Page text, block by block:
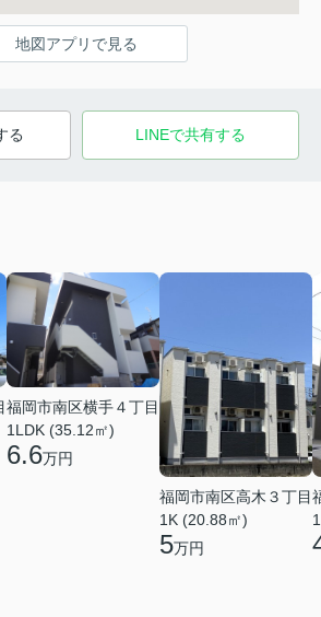
地図アプリで見る
る LINEで共有する
福岡市南区横手４丁目
1LDK (35.12㎡)
6.6万円
福岡市南区高木３丁目
1K (20.88㎡)
5万円